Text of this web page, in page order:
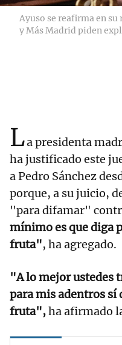
Ayuso se reafirma en su
y Más Madrid piden
La presidenta
ha justificado este
a Pedro Sánchez
porque, a su juicio,
"para difamar"
mínimo es que diga
fruta", ha agregado.
"A lo mejor ustedes
para mis adentros sí
fruta",ha afirmado